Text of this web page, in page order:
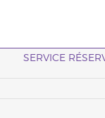
SERVICE